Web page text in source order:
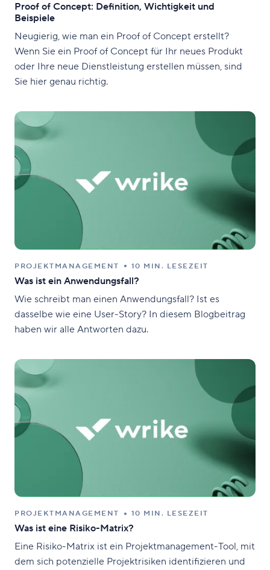
Proof of Concept: Definition, Wichtigkeit und
Beispiele
Neugierig, wie man ein Proof of Concept erstellt?
Wenn Sie ein Proof of Concept für Ihr neues Produkt
oder Ihre neue Dienstleistung erstellen müssen, sind
Sie hier genau richtig.
PROJEKTMANAGEMENT 10 MIN. LESEZEIT
Was ist ein Anwendungsfall?
Wie schreibt man einen Anwendungsfall? Ist es
dasselbe wie eine User-Story? In diesem Blogbeitrag
haben wir alle Antworten dazu.
PROJEKTMANAGEMENT 10 MIN. LESEZEIT
Was ist eine Risiko-Matrix?
Eine Risiko-Matrix ist ein Projektmanagement-Tool, mit
dem sich potenzielle Projektrisiken identifizieren und